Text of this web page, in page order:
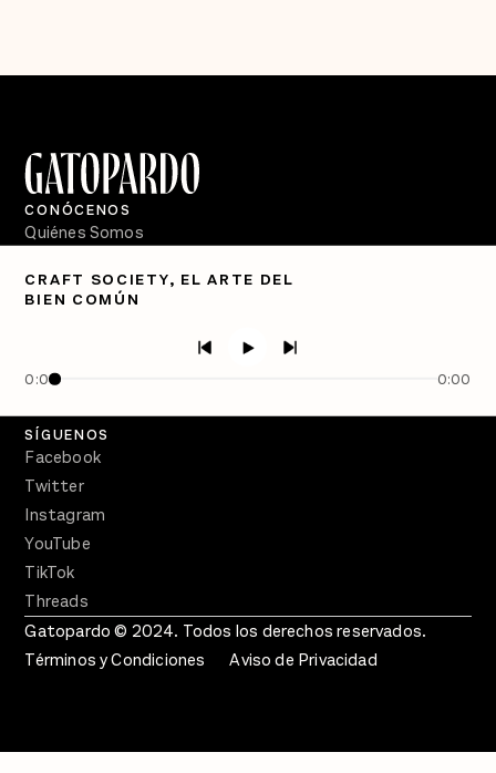
CRAFT SOCIETY, EL ARTE DEL
BIEN COMÚN
0:00 0:00
CONÓCENOS
Quiénes Somos
PÓDCASTS
Crecer en Distopía
SÍGUENOS
Facebook
Twitter
Instagram
YouTube
TikTok
Threads
Gatopardo © 2024. Todos los derechos reservados.
Términos y Condiciones
Aviso de Privacidad